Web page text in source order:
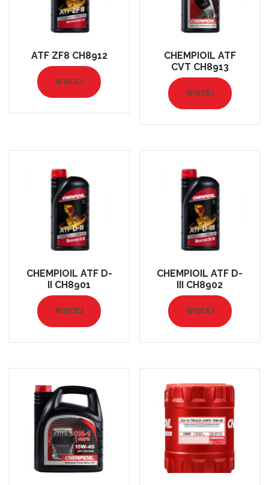
ATF ZF8 CH8912
WIĘCEJ
CHEMPIOIL ATF
CVT CH8913
WIĘCEJ
CHEMPIOIL ATF D-
II CH8901
WIĘCEJ
CHEMPIOIL ATF D-
III CH8902
WIĘCEJ